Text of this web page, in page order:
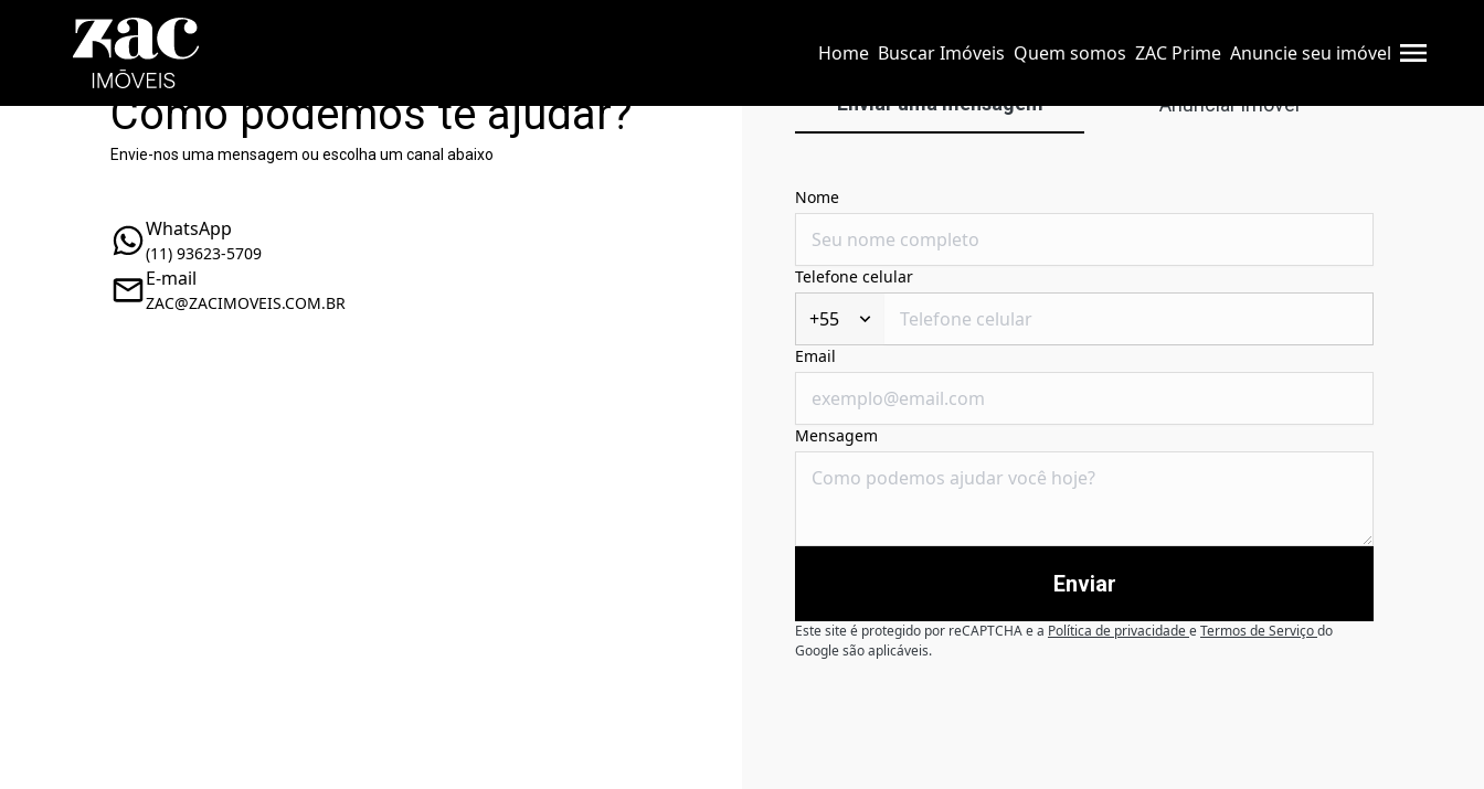
Home Buscar Imóveis Quem somos ZAC Prime Anuncie seu imóvel
Como podemos te ajudar?
Envie-nos uma mensagem ou escolha um canal abaixo
WhatsApp
(11) 93623-5709
E-mail
ZAC@ZACIMOVEIS.COM.BR
Enviar uma mensagem Anunciar imóvel
Nome
Telefone celular
+55
Email
Mensagem
Enviar
Este site é protegido por reCAPTCHA e a Política de privacidadeeTermos de Serviçodo
Google são aplicáveis.